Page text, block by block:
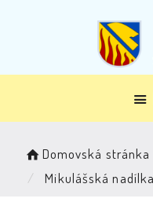
Domovská stránka
Mikulášská